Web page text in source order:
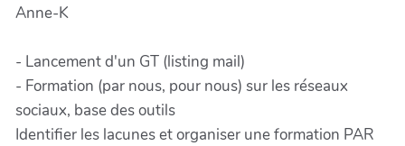
Anne-K
- Lancement d'un GT (listing mail)
- Formation (par nous, pour nous) sur les réseaux
sociaux, base des outils
Identifier les lacunes et organiser une formation PAR